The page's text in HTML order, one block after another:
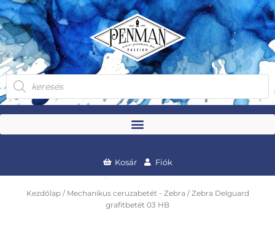
Skip
to
content
Products
search
Kosár Fiók
Kezdőlap/ Mechanikus ceruzabetét - Zebra / Zebra Delguard
grafitbetét 03 HB